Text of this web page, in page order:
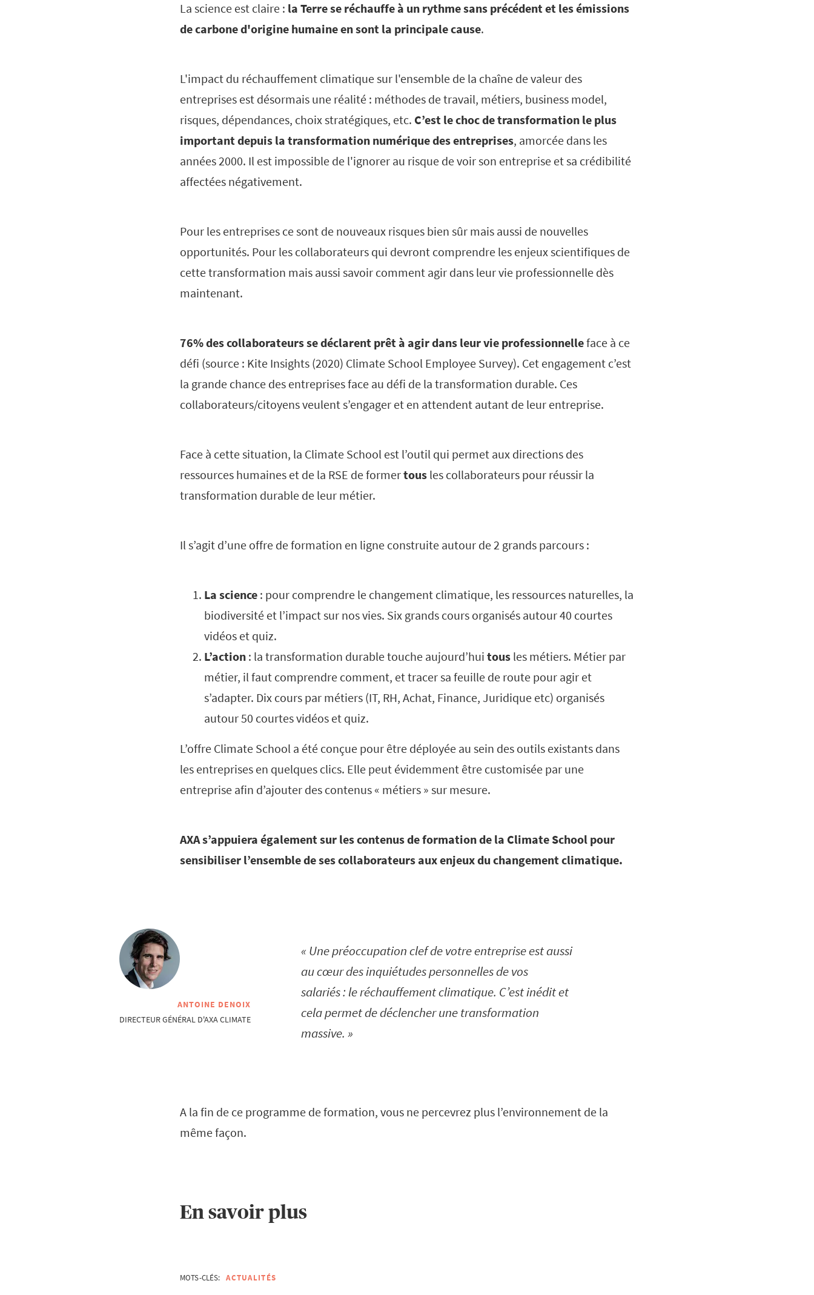
La science est claire : la Terre se réchauffe à un rythme sans précédent et les émissions
de carbone d'origine humaine en sont la principale cause.
L'impact du réchauffement climatique sur l'ensemble de la chaîne de valeur des
entreprises est désormais une réalité : méthodes de travail, métiers, business model,
risques, dépendances, choix stratégiques, etc. C’est le choc de transformation le plus
important depuis la transformation numérique des entreprises, amorcée dans les
années 2000. Il est impossible de l'ignorer au risque de voir son entreprise et sa crédibilité
affectées négativement.
Pour les entreprises ce sont de nouveaux risques bien sûr mais aussi de nouvelles
opportunités. Pour les collaborateurs qui devront comprendre les enjeux scientifiques de
cette transformation mais aussi savoir comment agir dans leur vie professionnelle dès
maintenant.
76% des collaborateurs se déclarent prêt à agir dans leur vie professionnelleface à ce
défi (source : Kite Insights (2020) Climate School Employee Survey). Cet engagement c’est
la grande chance des entreprises face au défi de la transformation durable. Ces
collaborateurs/citoyens veulent s’engager et en attendent autant de leur entreprise.
Face à cette situation, la Climate School est l’outil qui permet aux directions des
ressources humaines et de la RSE de formertous les collaborateurs pour réussir la
transformation durable de leur métier.
Il s’agit d’une offre de formation en ligne construite autour de 2 grands parcours :
La science : pour comprendre le changement climatique, les ressources naturelles, la
biodiversité et l’impact sur nos vies. Six grands cours organisés autour 40 courtes
vidéos et quiz.
L’action : la transformation durable touche aujourd’hui tous les métiers. Métier par
métier, il faut comprendre comment, et tracer sa feuille de route pour agir et
s’adapter. Dix cours par métiers (IT, RH, Achat, Finance, Juridique etc) organisés
autour 50 courtes vidéos et quiz.
L’offre Climate School a été conçue pour être déployée au sein des outils existants dans
les entreprises en quelques clics. Elle peut évidemment être customisée par une
entreprise afin d’ajouter des contenus « métiers » sur mesure.
AXA s’appuiera également sur les contenus de formation de la Climate School pour
sensibiliser l’ensemble de ses collaborateurs aux enjeux du changement climatique.
ANTOINE DENOIX
DIRECTEUR GÉNÉRAL D'AXA CLIMATE
Une préoccupation clef de votre entreprise est aussi
au cœur des inquiétudes personnelles de vos
salariés : le réchauffement climatique. C’est inédit et
cela permet de déclencher une transformation
massive.
A la fin de ce programme de formation, vous ne percevrez plus l’environnement de la
même façon.
En savoir plus
MOTS-CLÉS: ACTUALITÉS